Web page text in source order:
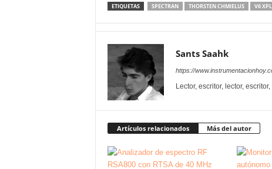
ETIQUETAS SPECTRAN THORSTEN CHMIELUS V6
Sants Saahk
https://
Lector, escritor, lector,
Artículos relacionados Más del autor